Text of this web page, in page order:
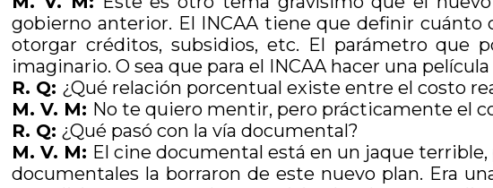
gobierno anterior. El INCAA tiene que definir cuánto
otorgar créditos, subsidios, etc. El parámetro que
imaginario. O sea que para el INCAA hacer una
R. Q: ¿Qué relación porcentual existe entre el costo
M. V. M: No te quiero mentir, pero prácticamente el
R. Q: ¿Qué pasó con la vía documental?
M. V. M: El cine documental está en un jaque
documentales la borraron de este nuevo plan. Era